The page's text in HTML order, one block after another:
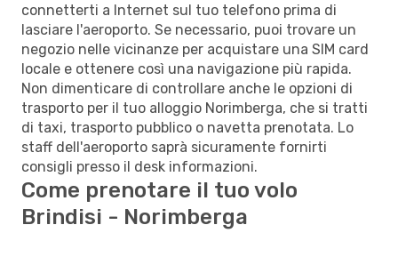
connetterti a Internet sul tuo telefono prima di
lasciare l'aeroporto. Se necessario, puoi trovare un
negozio nelle vicinanze per acquistare una SIM card
locale e ottenere così una navigazione più rapida.
Non dimenticare di controllare anche le opzioni di
trasporto per il tuo alloggio Norimberga, che si tratti
di taxi, trasporto pubblico o navetta prenotata. Lo
staff dell'aeroporto saprà sicuramente fornirti
consigli presso il desk informazioni.
Come prenotare il tuo volo
Brindisi - Norimberga